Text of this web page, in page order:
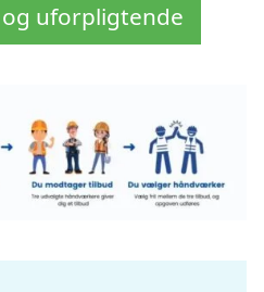
uforpligtende